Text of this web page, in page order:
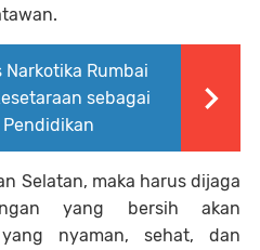
Narkotika Rumbai
sebagai
Selatan, maka harus dijaga
yang bersih akan
nyaman, sehat, dan